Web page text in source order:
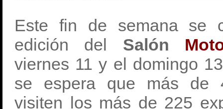
Este fin de semana se
edición del Salón
viernes 11 y el domingo
se espera que más de
visiten los más de 225